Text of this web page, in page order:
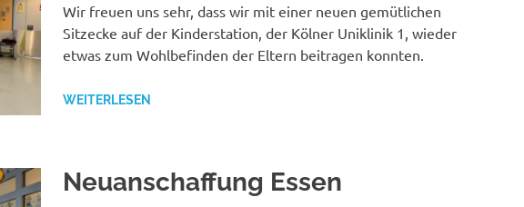
Wir freuen uns sehr, dass wir mit einer neuen gemütlichen
Sitzecke auf der Kinderstation, der Kölner Uniklinik 1, wieder
etwas zum Wohlbefinden der Eltern beitragen konnten.
WEITERLESEN
Neuanschaffung Essen